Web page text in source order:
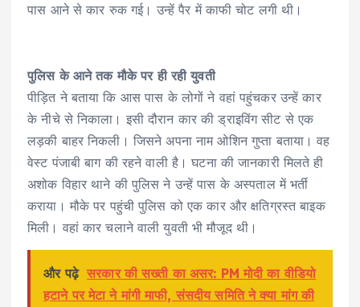
पास आने से कार रुक गई। उन्हें पैर में काफी चोट लगी थी।
पुलिस के आने तक मौके पर ही रही युवती
पीड़ित ने बताया कि आस पास के लोगों ने वहां पहुंचकर उन्हें कार
के नीचे से निकाला। इसी दौरान कार की ड्राइविंग सीट से एक
लड़की बाहर निकली। जिसने अपना नाम ओशिन गुप्ता बताया। वह
वेस्ट पंजाबी बाग की रहने वाली है। घटना की जानकारी मिलते ही
अशोक विहार थाने की पुलिस ने उन्हें पास के अस्पताल में भर्ती
कराया। मौके पर पहुंची पुलिस को एक कार और क्षतिग्रस्त बाइक
मिली। वहां कार चलाने वाली युवती भी मौजूद थी।
और पढ़े सरकार की सख्ती का असर: PM मोदी का वीडियो
हटाने पर मेटा ने मांगी माफी, संसदीय समिति ने क्या मांग की